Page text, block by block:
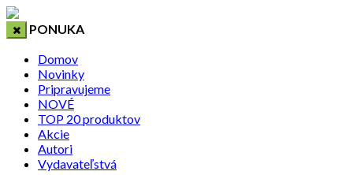
PONUKA
Domov
Novinky
Pripravujeme
NOVÉ
TOP 20 produktov
Akcie
Autori
Vydavateľstvá